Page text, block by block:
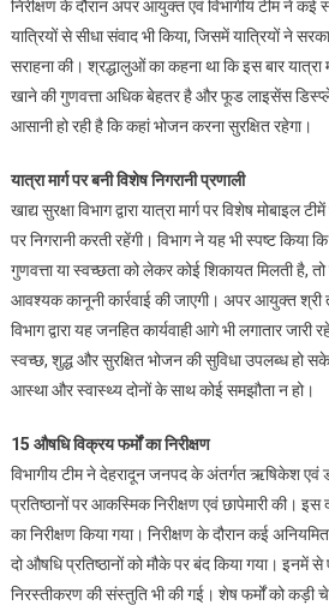
निरीक्षण के दौरान अपर आयुक्त एवं विभागीय टीम ने कई
यात्रियों से सीधा संवाद भी किया, जिसमें यात्रियों ने
सराहना की। श्रद्धालुओं का कहना था कि इस बार यात्रा
खाने की गुणवत्ता अधिक बेहतर है और फूड लाइसेंस
आसानी हो रही है कि कहां भोजन करना सुरक्षित रहेगा।
यात्रा मार्ग पर बनी विशेष निगरानी प्रणाली
खाद्य सुरक्षा विभाग द्वारा यात्रा मार्ग पर विशेष
पर निगरानी करती रहेंगी। विभाग ने यह भी स्पष्ट किया
गुणवत्ता या स्वच्छता को लेकर कोई शिकायत मिलती है,
आवश्यक कानूनी कार्रवाई की जाएगी। अपर आयुक्त श्री
विभाग द्वारा यह जनहित कार्यवाही आगे भी लगातार जारी
स्वच्छ, शुद्ध और सुरक्षित भोजन की सुविधा उपलब्ध हो
आस्था और स्वास्थ्य दोनों के साथ कोई समझौता न हो।
15 औषधि विक्रय फर्मों का निरीक्षण
विभागीय टीम ने देहरादून जनपद के अंतर्गत ऋषिकेश एवं
प्रतिष्ठानों पर आकस्मिक निरीक्षण एवं छापेमारी की।
का निरीक्षण किया गया। निरीक्षण के दौरान कई
दो औषधि प्रतिष्ठानों को मौके पर बंद किया गया। इनमें
निरस्तीकरण की संस्तुति भी की गई। शेष फर्मों को कड़ी